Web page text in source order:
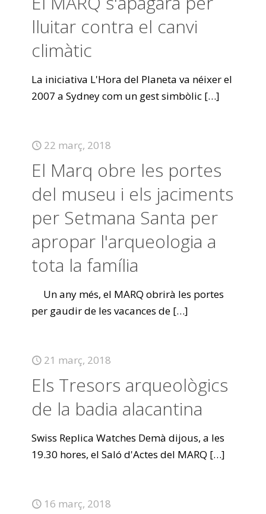
lluitar contra el canvi
climàtic
La iniciativa L'Hora del Planeta va néixer el
2007 a Sydney com un gest simbòlic […]
22 març, 2018
El Marq obre les portes
del museu i els jaciments
per Setmana Santa per
apropar l'arqueologia a
tota la família
Un any més, el MARQ obrirà les portes
per gaudir de les vacances de […]
21 març, 2018
Els Tresors arqueològics
de la badia alacantina
Swiss Replica Watches Demà dijous, a les
19.30 hores, el Saló d'Actes del MARQ […]
16 març, 2018